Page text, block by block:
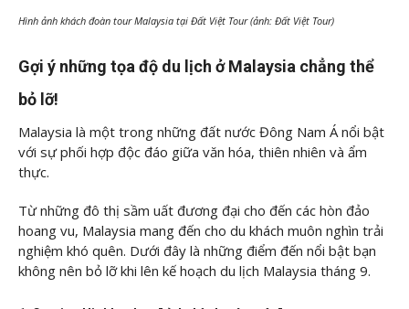
Hình ảnh khách đoàn tour Malaysia tại Đất Việt Tour (ảnh: Đất Việt Tour)
Gợi ý những tọa độ du lịch ở Malaysia chẳng thể
bỏ lỡ!
Malaysia là một trong những đất nước Đông Nam Á nổi bật
với sự phối hợp độc đáo giữa văn hóa, thiên nhiên và ẩm
thực.
Từ những đô thị sầm uất đương đại cho đến các hòn đảo
hoang vu, Malaysia mang đến cho du khách muôn nghìn trải
nghiệm khó quên. Dưới đây là những điểm đến nổi bật bạn
không nên bỏ lỡ khi lên kế hoạch du lịch Malaysia tháng 9.